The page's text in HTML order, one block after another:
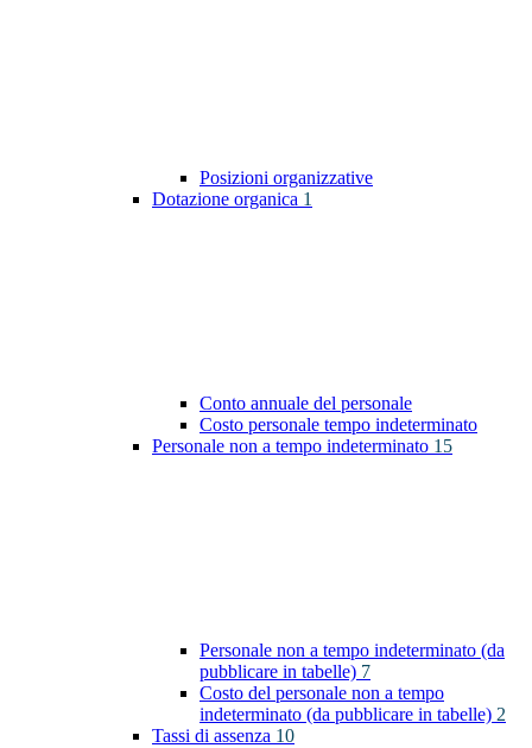
Posizioni organizzative
Dotazione organica 1
Conto annuale del personale
Costo personale tempo indeterminato
Personale non a tempo indeterminato 15
Personale non a tempo indeterminato (da
pubblicare in tabelle) 7
Costo del personale non a tempo
indeterminato (da pubblicare in tabelle) 2
Tassi di assenza 10